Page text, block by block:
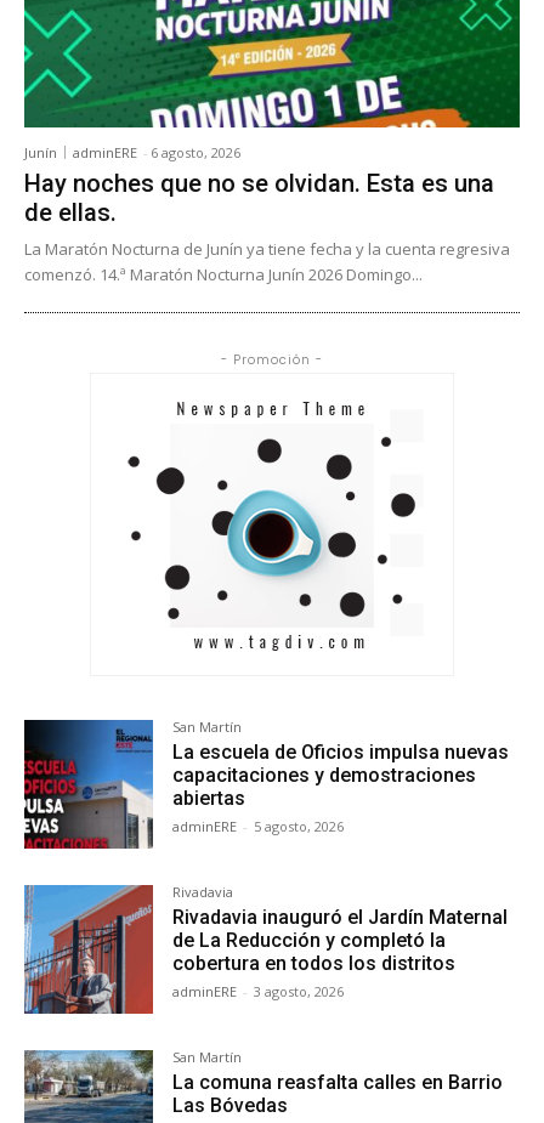
Junín adminERE - 6 agosto, 2026
Hay noches que no se olvidan. Esta es una
de ellas.
La Maratón Nocturna de Junín ya tiene fecha y la cuenta regresiva
comenzó. 14.ª Maratón Nocturna Junín 2026 Domingo...
- Promoción -
San Martín
La escuela de Oficios impulsa nuevas
capacitaciones y demostraciones
abiertas
adminERE - 5 agosto, 2026
Rivadavia
Rivadavia inauguró el Jardín Maternal
de La Reducción y completó la
cobertura en todos los distritos
adminERE - 3 agosto, 2026
San Martín
La comuna reasfalta calles en Barrio
Las Bóvedas